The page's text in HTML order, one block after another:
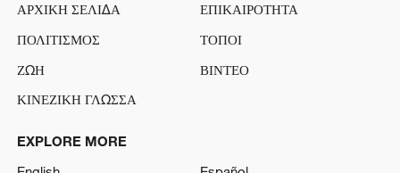
ΑΡΧΙΚΗ ΣΕΛΙΔΑ
ΕΠΙΚΑΙΡΟΤΗΤΑ
ΠΟΛΙΤΙΣΜΟΣ
ΤΟΠΟΙ
ΖΩΗ
ΒΙΝΤΕΟ
ΚΙΝΕΖΙΚΗ ΓΛΩΣΣΑ
EXPLORE MORE